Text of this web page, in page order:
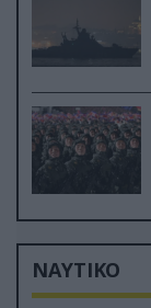
ΝΑΥΤΙΚΟ